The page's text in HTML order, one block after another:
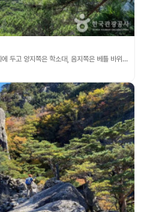
무릉도원 명승지 내에는 능선과 계곡을 사이에 두고 양지쪽은 학소대, 음지쪽은 베틀 바위가 자리하고 있다. 베틀바위는 높은 산에 가리어 음산한 음지에 있는 기암절벽형 모양이 마치 베틀 같아 보여 베틀바위라 한다. 베틀바위와 관련된 전설에 의하면 하늘나라 질서를 위반한 선녀가 벌을 받아 하강하여 이곳 무릉도원 명승지 소금강 골에서 삼베 세필을 짜고 개과한 후 승천했다 전해진다. 베틀바위를 가는 등산코스로는 무릉도원 명승지 입구에서 무릉반석을 지나 삼화사,